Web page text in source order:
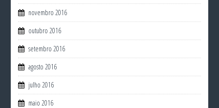
novembro 2016
outubro 2016
setembro 2016
agosto 2016
julho 2016
maio 2016